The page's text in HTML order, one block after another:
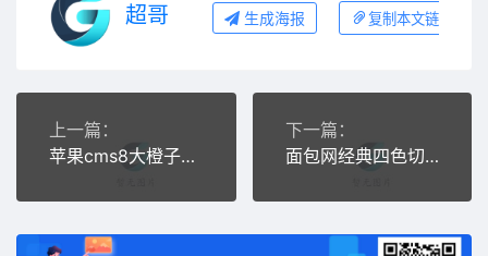
超哥 生成海报 复制本文链接
上一篇：
苹果cms8大橙子主题
下一篇：
面包网经典四色切换电影网站模板